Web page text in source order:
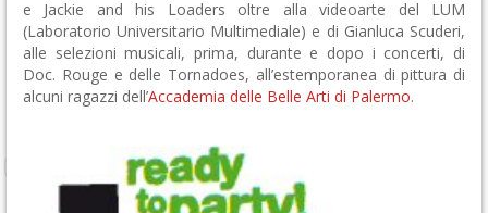
e Jackie and his Loaders oltre alla videoarte del LUM
(Laboratorio Universitario Multimediale) e di Gianluca Scuderi,
alle selezioni musicali, prima, durante e dopo i concerti, di
Doc. Rouge e delle Tornadoes, all’estemporanea di pittura di
alcuni ragazzi dell’Accademia delle Belle Arti di Palermo.